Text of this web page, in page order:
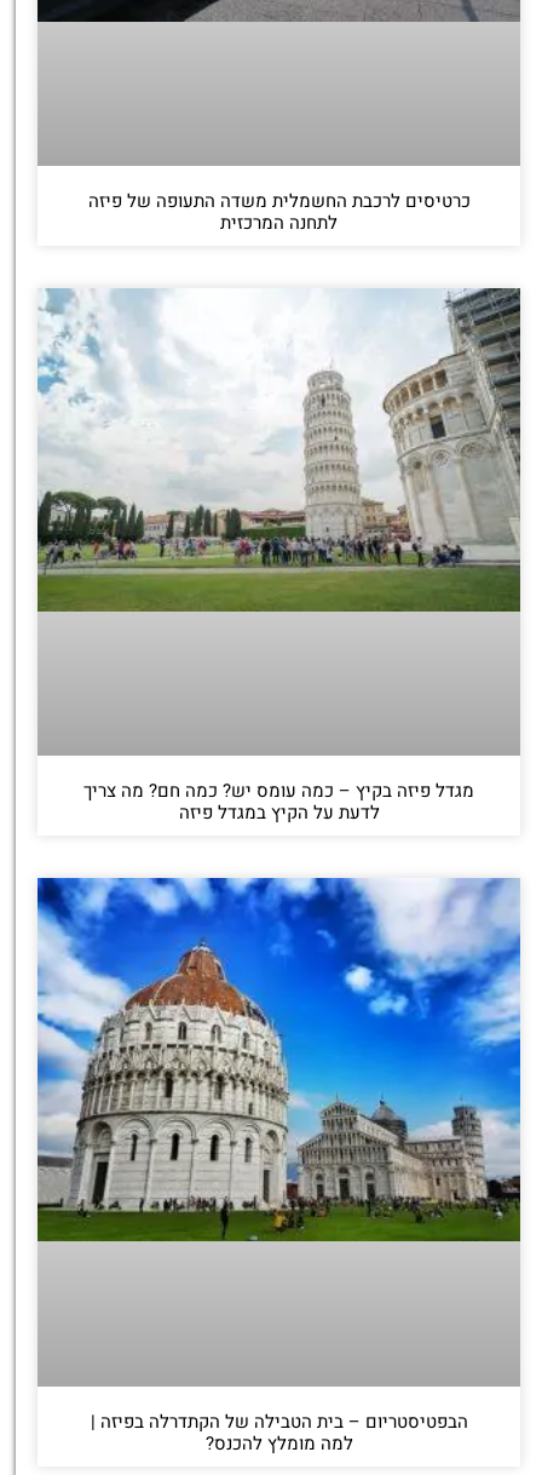
כרטיסים לרכבת החשמלית משדה התעופה של פיזה
לתחנה המרכזית
מגדל פיזה בקיץ – כמה עומס יש? כמה חם? מה צריך
לדעת על הקיץ במגדל פיזה
הבפטיסטריום – בית הטבילה של הקתדרלה בפיזה |
למה מומלץ להכנס?